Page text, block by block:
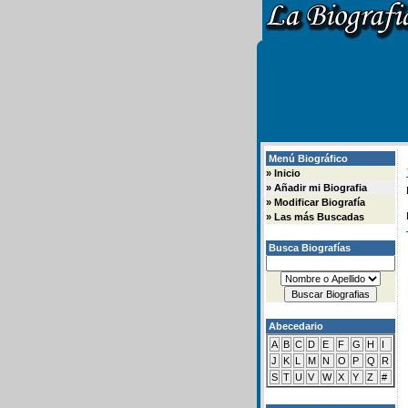
Menú Biográfico
» Inicio
» Añadir mi Biografia
» Modificar Biografía
» Las más Buscadas
Busca Biografías
Abecedario
A B C D E F G H
I
J
K L M N O P Q
R
S T U V W X Y Z #